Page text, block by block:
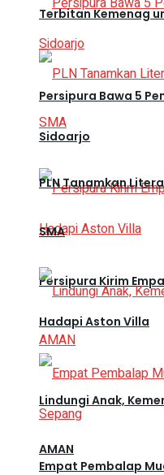
Persipura Bawa 5
Sidoarjo
Persipura Kirim
Hadapi Aston Villa
Empat Pembalap
Terbitan Kemenag
PLN Tanamkan
SMA
Lindungi Anak,
AMAN